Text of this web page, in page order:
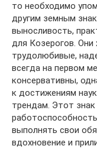
то необходимо
другим земным
выносливость,
для Козерогов.
трудолюбивые,
всегда на первом
консервативны,
к достижениям
трендам. Этот
выполнять свои
вдохновение и